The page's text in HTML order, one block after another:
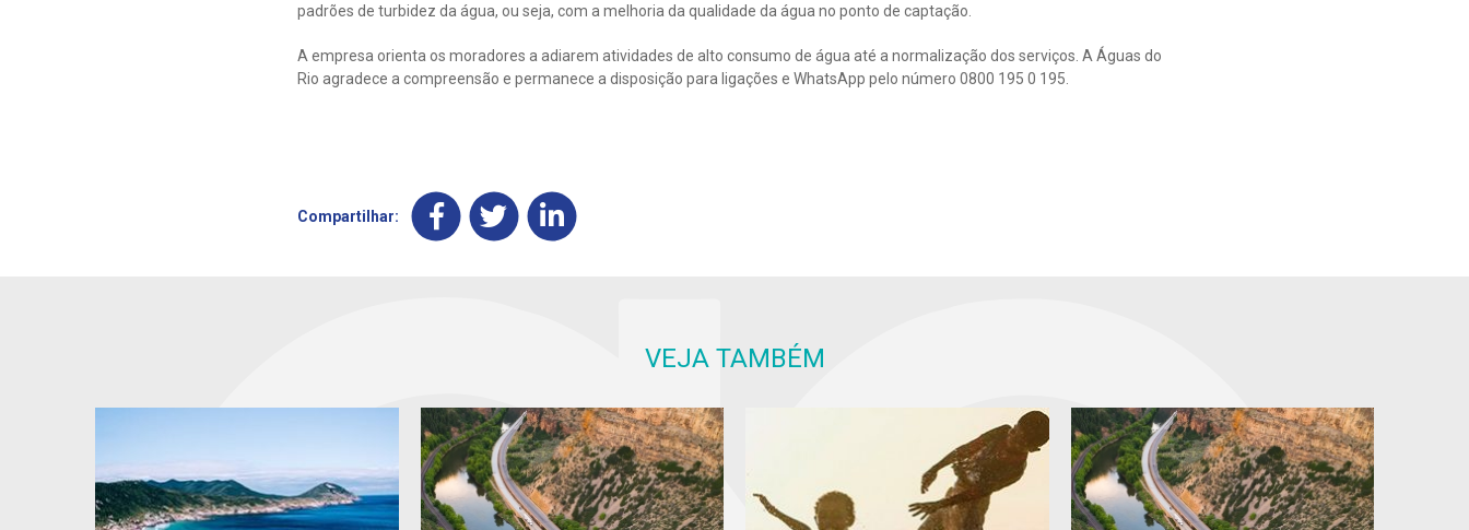
padrões de turbidez da água, ou seja, com a melhoria da qualidade da água no ponto de captação.
A empresa orienta os moradores a adiarem atividades de alto consumo de água até a normalização dos serviços. A Águas do
Rio agradece a compreensão e permanece a disposição para ligações e WhatsApp pelo número 0800 195 0 195.
Compartilhar:
VEJA TAMBÉM